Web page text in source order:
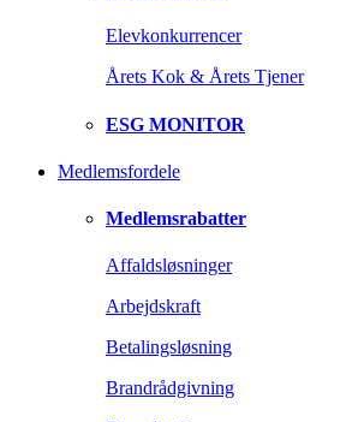
Elevkonkurrencer
Årets Kok & Årets Tjener
ESG MONITOR
Medlemsfordele
Medlemsrabatter
Affaldsløsninger
Arbejdskraft
Betalingsløsning
Brandrådgivning